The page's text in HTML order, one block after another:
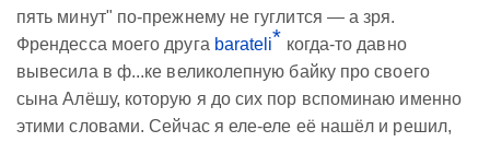
пять минут" по-прежнему не гуглится — а зря.
Френдесса моего друга barateli* когда-то давно
вывесила в ф...ке великолепную байку про своего
сына Алёшу, которую я до сих пор вспоминаю именно
этими словами. Сейчас я еле-еле её нашёл и решил,